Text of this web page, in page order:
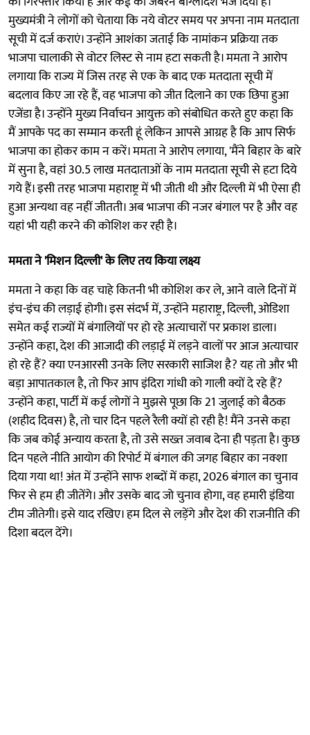
मुख्यमंत्री ने लोगों को चेताया कि नये वोटर समय पर अपना नाम मतदाता
सूची में दर्ज कराएं। उन्होंने आशंका जताई कि नामांकन प्रक्रिया तक
भाजपा चालाकी से वोटर लिस्ट से नाम हटा सकती है। ममता ने आरोप
लगाया कि राज्य में जिस तरह से एक के बाद एक मतदाता सूची में
बदलाव किए जा रहे हैं, वह भाजपा को जीत दिलाने का एक छिपा हुआ
एजेंडा है। उन्होंने मुख्य निर्वाचन आयुक्त को संबोधित करते हुए कहा कि
मैं आपके पद का सम्मान करती हूं लेकिन आपसे आग्रह है कि आप सिर्फ
भाजपा का होकर काम न करें। ममता ने आरोप लगाया, 'मैंने बिहार के बारे
में सुना है, वहां 30.5 लाख मतदाताओं के नाम मतदाता सूची से हटा दिये
गये हैं। इसी तरह भाजपा महाराष्ट्र में भी जीती थी और दिल्ली में भी ऐसा ही
हुआ अन्यथा वह नहीं जीतती। अब भाजपा की नजर बंगाल पर है और वह
यहां भी यही करने की कोशिश कर रही है।
ममता ने 'मिशन दिल्ली' के लिए तय किया लक्ष्य
ममता ने कहा कि वह चाहे कितनी भी कोशिश कर ले, आने वाले दिनों में
इंच-इंच की लड़ाई होगी। इस संदर्भ में, उन्होंने महाराष्ट्र, दिल्ली, ओडिशा
समेत कई राज्यों में बंगालियों पर हो रहे अत्याचारों पर प्रकाश डाला।
उन्होंने कहा, देश की आजादी की लड़ाई में लड़ने वालों पर आज अत्याचार
हो रहे हैं? क्या एनआरसी उनके लिए सरकारी साजिश है? यह तो और भी
बड़ा आपातकाल है, तो फिर आप इंदिरा गांधी को गाली क्यों दे रहे हैं?
उन्होंने कहा, पार्टी में कई लोगों ने मुझसे पूछा कि 21 जुलाई को बैठक
(शहीद दिवस) है, तो चार दिन पहले रैली क्यों हो रही है! मैंने उनसे कहा
कि जब कोई अन्याय करता है, तो उसे सख्त जवाब देना ही पड़ता है। कुछ
दिन पहले नीति आयोग की रिपोर्ट में बंगाल की जगह बिहार का नक्शा
दिया गया था! अंत में उन्होंने साफ शब्दों में कहा, 2026 बंगाल का चुनाव
फिर से हम ही जीतेंगे। और उसके बाद जो चुनाव होगा, वह हमारी इंडिया
टीम जीतेगी। इसे याद रखिए। हम दिल से लड़ेंगे और देश की राजनीति की
दिशा बदल देंगे।